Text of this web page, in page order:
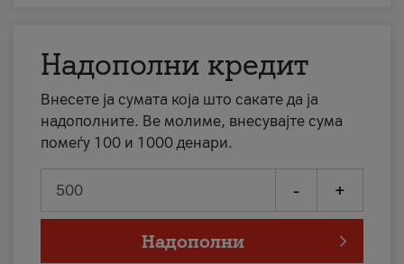
Надополни кредит
Внесете ја сумата која што сакате да ја
надополните. Ве молиме, внесувајте сума
помеѓу 100 и 1000 денари.
- +
Надополни